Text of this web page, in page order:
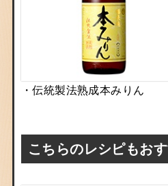
・伝統製法熟成本みりん
こちらのレシピもお